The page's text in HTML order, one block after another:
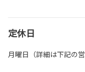
定休日
月曜日（詳細は下記の